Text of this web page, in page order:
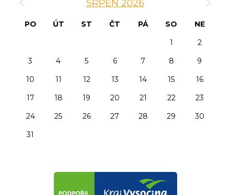
SRPEN 2026
PO ÚT ST ČT PÁ SO
NE
1
2
3
4 5 6 7 8
9
10
11 12 13 14 15
16
17
18 19 20 21 22
23
24
25 26 27 28 29
30
31